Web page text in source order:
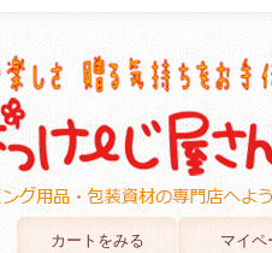
カートをみる マイペ